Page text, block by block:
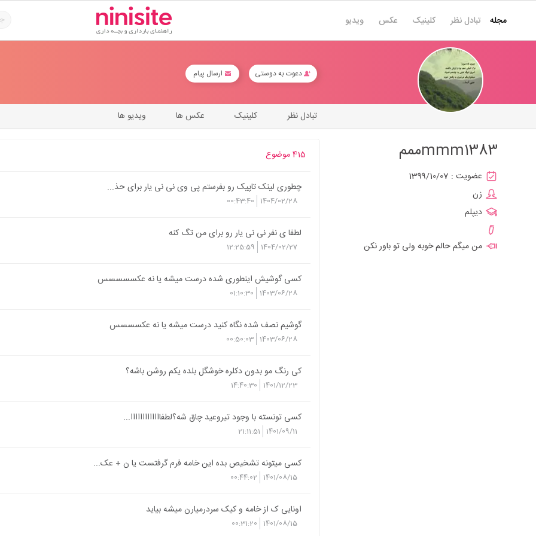
مجله تبادل نظر کلینیک عکس ویدیو
دعوت به دوستی ارسال پیام
ویدیو ها عکس ها کلینیک تبادل نظر
mmm1383ممم
عضویت : 1399/10/07
زن
دیپلم
من میگم حالم خوبه ولی تو باور نکن
415 موضوع
چطوری لینک تاپیک رو بفرستم پی وی نی نی یار برای حذ...
1404/02/28
00:43:40
لطفا ی نفر نی نی یار رو برای من تگ کنه
1404/02/27
12:25:59
کسی گوشیش اینطوری شده درست میشه یا نه عکسسسسس
1403/06/28
01:10:30
گوشیم نصف شده نگاه کنید درست میشه یا نه عکسسسس
1403/06/28
00:50:03
کی رنگ مو بدون دکلره خوشگل بلده یکم روشن باشه؟
1401/12/23
14:40:30
کسی تونسته با وجود تیروعید چاق شه؟لطفااااااااااااا...
1401/09/11
21:11:51
کسی میتونه تشخیص بده این خامه فرم گرفتست یا ن + عک...
1401/08/15
00:44:02
اونایی ک از خامه و کیک سردرمیارن میشه بیاید
1401/08/15
00:31:20